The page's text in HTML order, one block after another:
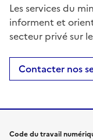
Les services du
informent et
secteur privé sur
Contacter nos
Code du travail